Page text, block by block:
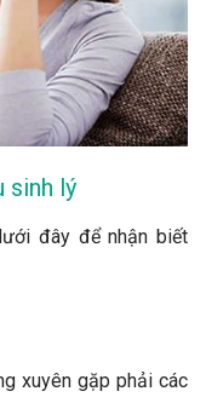
sinh lý
đây để nhận biết
xuyên gặp phải các